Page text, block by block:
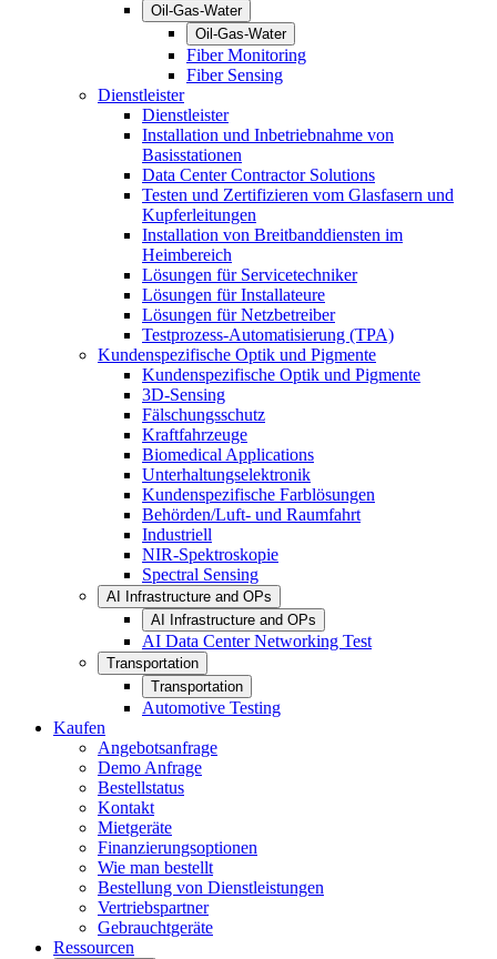
Oil-Gas-Water
Oil-Gas-Water
Fiber Monitoring
Fiber Sensing
Dienstleister
Dienstleister
Installation und Inbetriebnahme von
Basisstationen
Data Center Contractor Solutions
Testen und Zertifizieren vom Glasfasern und
Kupferleitungen
Installation von Breitbanddiensten im
Heimbereich
Lösungen für Servicetechniker
Lösungen für Installateure
Lösungen für Netzbetreiber
Testprozess-Automatisierung (TPA)
Kundenspezifische Optik und Pigmente
Kundenspezifische Optik und Pigmente
3D-Sensing
Fälschungsschutz
Kraftfahrzeuge
Biomedical Applications
Unterhaltungselektronik
Kundenspezifische Farblösungen
Behörden/Luft- und Raumfahrt
Industriell
NIR-Spektroskopie
Spectral Sensing
AI Infrastructure and OPs
AI Infrastructure and OPs
AI Data Center Networking Test
Transportation
Transportation
Automotive Testing
Kaufen
Angebotsanfrage
Demo Anfrage
Bestellstatus
Kontakt
Mietgeräte
Finanzierungsoptionen
Wie man bestellt
Bestellung von Dienstleistungen
Vertriebspartner
Gebrauchtgeräte
Ressourcen